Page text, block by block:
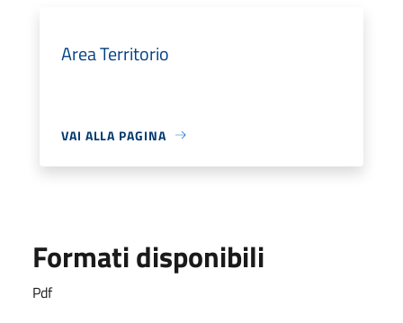
Area Territorio
VAI ALLA PAGINA
Formati disponibili
Pdf